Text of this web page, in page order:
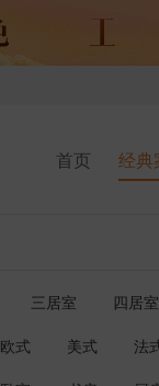
首页 经典
三居室
四居室
欧式 美式
法